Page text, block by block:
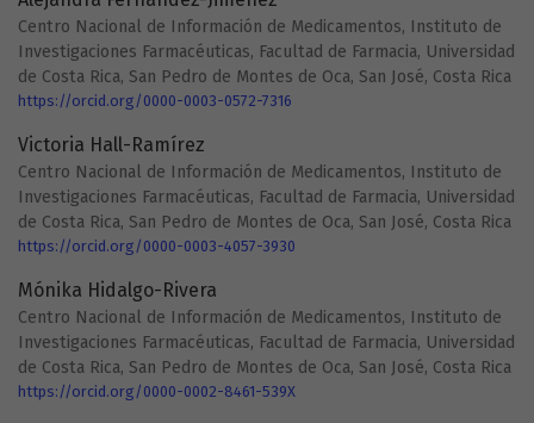
Centro Nacional de Información de Medicamentos, Instituto de
Investigaciones Farmacéuticas, Facultad de Farmacia, Universidad
de Costa Rica, San Pedro de Montes de Oca, San José, Costa Rica
https://orcid.org/0000-0003-0572-7316
Victoria Hall-Ramírez
Centro Nacional de Información de Medicamentos, Instituto de
Investigaciones Farmacéuticas, Facultad de Farmacia, Universidad
de Costa Rica, San Pedro de Montes de Oca, San José, Costa Rica
https://orcid.org/0000-0003-4057-3930
Mónika Hidalgo-Rivera
Centro Nacional de Información de Medicamentos, Instituto de
Investigaciones Farmacéuticas, Facultad de Farmacia, Universidad
de Costa Rica, San Pedro de Montes de Oca, San José, Costa Rica
https://orcid.org/0000-0002-8461-539X